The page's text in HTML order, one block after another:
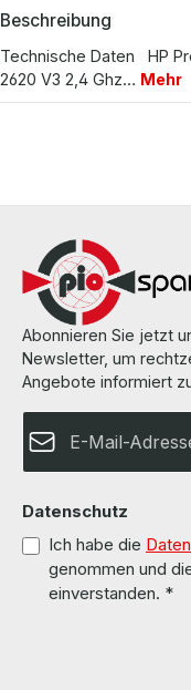
Beschreibung
Technische Daten HP
2620 V3 2,4 Ghz… Mehr
Abonnieren Sie jetzt
Newsletter, um
Angebote informiert
Datenschutz
Ich habe die
genommen und
einverstanden. *